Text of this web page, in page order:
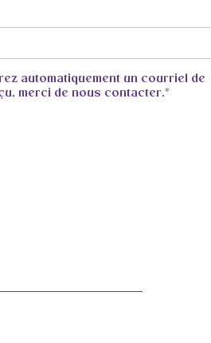
automatiquement un courriel de
merci de nous contacter.*